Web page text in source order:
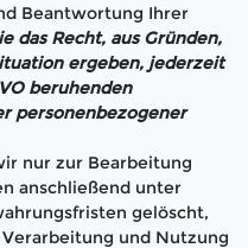
Beantwortung Ihrer
das Recht, aus Gründen,
ergeben, jederzeit
beruhenden
personenbezogener
nur zur Bearbeitung
anschließend unter
gelöscht,
und Nutzung